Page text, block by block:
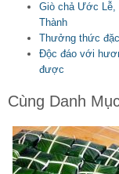
Giò chả Ước Lễ,
Thành
Thưởng thức
Độc đáo với
được
Cùng Danh